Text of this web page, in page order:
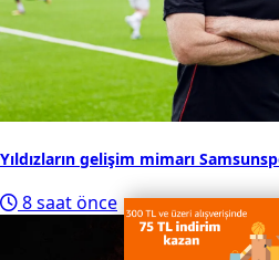
Yıldızların gelişim mimarı
8 saat önce